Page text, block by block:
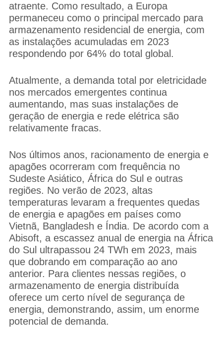
atraente. Como resultado, a Europa
permaneceu como o principal mercado para
armazenamento residencial de energia, com
as instalações acumuladas em 2023
respondendo por 64% do total global.
Atualmente, a demanda total por eletricidade
nos mercados emergentes continua
aumentando, mas suas instalações de
geração de energia e rede elétrica são
relativamente fracas.
Nos últimos anos, racionamento de energia e
apagões ocorreram com frequência no
Sudeste Asiático, África do Sul e outras
regiões. No verão de 2023, altas
temperaturas levaram a frequentes quedas
de energia e apagões em países como
Vietnã, Bangladesh e Índia. De acordo com a
Abisoft, a escassez anual de energia na África
do Sul ultrapassou 24 TWh em 2023, mais
que dobrando em comparação ao ano
anterior. Para clientes nessas regiões, o
armazenamento de energia distribuída
oferece um certo nível de segurança de
energia, demonstrando, assim, um enorme
potencial de demanda.